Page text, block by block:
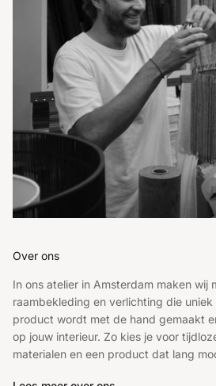
Over ons
In ons atelier in Amsterdam maken wij
raambekleding en verlichting die uniek
product wordt met de hand gemaakt
op jouw interieur. Zo kies je voor
materialen en een product dat lang